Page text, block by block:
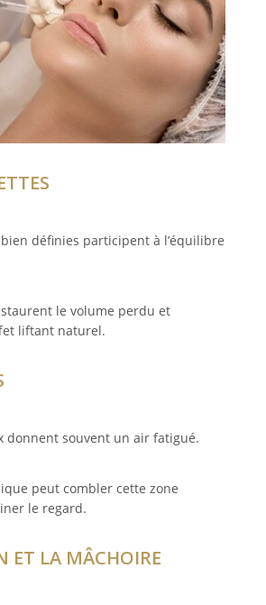
définies participent à l’équilibre
le volume perdu et
liftant naturel.
donnent souvent un air fatigué.
peut combler cette zone
le regard.
ET LA MÂCHOIRE